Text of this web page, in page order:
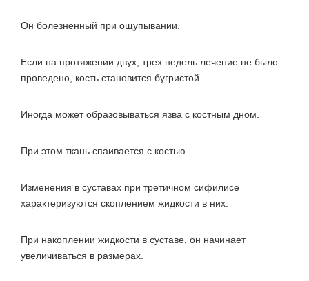
Он болезненный при ощупывании.
Если на протяжении двух, трех недель лечение не было
проведено, кость становится бугристой.
Иногда может образовываться язва с костным дном.
При этом ткань спаивается с костью.
Изменения в суставах при третичном сифилисе
характеризуются скоплением жидкости в них.
При накоплении жидкости в суставе, он начинает
увеличиваться в размерах.